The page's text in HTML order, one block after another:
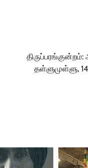
தள்ளுமுள்ளு,